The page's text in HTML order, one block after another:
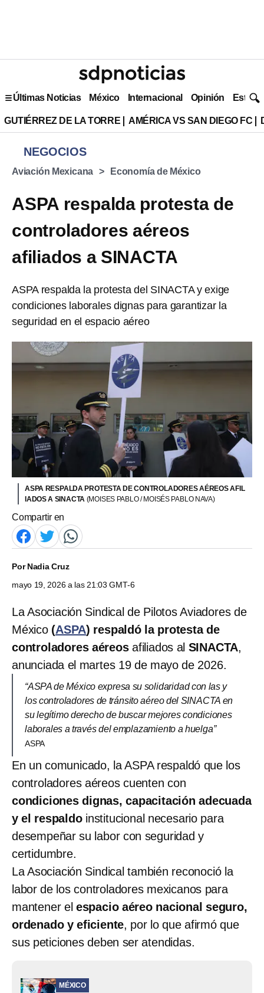
Últimas Noticias México Internacional Opinión Estilo
GUTIÉRREZ DE LA TORRE AMÉRICA VS SAN DIEGO FC
NEGOCIOS
Aviación Mexicana Economía de México
ASPA respalda protesta de
controladores aéreos
afiliados a SINACTA
ASPA respalda la protesta del SINACTA y exige
condiciones laborales dignas para garantizar la
seguridad en el espacio aéreo
ASPA RESPALDA PROTESTA DE CONTROLADORES AÉREOS AFIL
IADOS A SINACTA (MOISES PABLO / MOISÉS PABLO NAVA)
Compartir en
PorNadia Cruz
mayo 19, 2026 a las 21:03 GMT-6
La Asociación Sindical de Pilotos Aviadores de
México(ASPA) respaldó la protesta de
controladores aéreosafiliados al SINACTA,
anunciada el martes 19 de mayo de 2026.
“ASPA de México expresa su solidaridad con las y
los controladores de tránsito aéreo del SINACTA en
su legítimo derecho de buscar mejores condiciones
laborales a través del emplazamiento a huelga”
ASPA
En un comunicado, la ASPA respaldó que los
controladores aéreos cuenten con
condiciones dignas, capacitación adecuada
y el respaldoinstitucional necesario para
desempeñar su labor con seguridad y
certidumbre.
La Asociación Sindical también reconoció la
labor de los controladores mexicanos para
mantener el espacio aéreo nacional seguro,
ordenado y eficiente, por lo que afirmó que
sus peticiones deben ser atendidas.
MÉXICO